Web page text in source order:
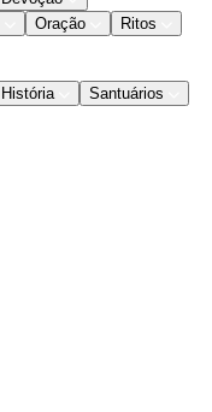
Oração
Ritos
História
Santuários